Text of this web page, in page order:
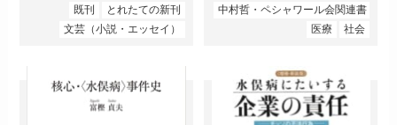
既刊
とれたての新刊
文芸（小説・エッセイ）
中村哲・ペシャワール会関連書
医療
社会